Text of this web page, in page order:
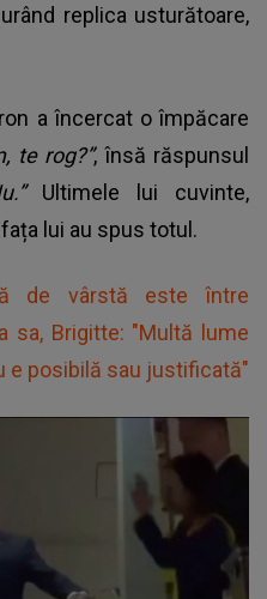
replica usturătoare,
a încercat o împăcare
te rog?”, însă răspunsul
Ultimele lui cuvinte,
lui au spus totul.
de vârstă este între
sa, Brigitte: "Multă lume
e posibilă sau justificată"